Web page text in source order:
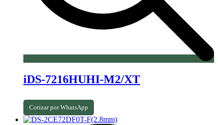
iDS-7216HUHI-M2/XT
Cotizar por WhatsApp